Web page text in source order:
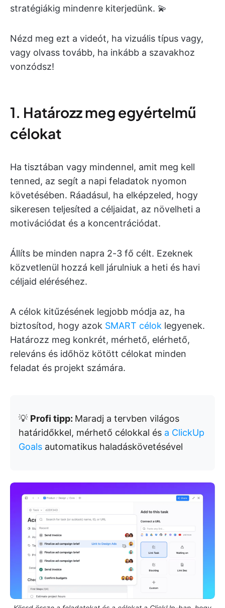
stratégiákig mindenre kiterjedünk. 💫
Nézd meg ezt a videót, ha vizuális típus vagy,
vagy olvass tovább, ha inkább a szavakhoz
vonzódsz!
1. Határozz meg egyértelmű
célokat
Ha tisztában vagy mindennel, amit meg kell
tenned, az segít a napi feladatok nyomon
követésében. Ráadásul, ha elképzeled, hogy
sikeresen teljesíted a céljaidat, az növelheti a
motivációdat és a koncentrációdat.
Állíts be minden napra 2-3 fő célt. Ezeknek
közvetlenül hozzá kell járulniuk a heti és havi
céljaid eléréséhez.
A célok kitűzésének legjobb módja az, ha
biztosítod, hogy azok SMART célok legyenek.
Határozz meg konkrét, mérhető, elérhető,
releváns és időhöz kötött célokat minden
feladat és projekt számára.
💡 Profi tipp: Maradj a tervben világos
határidőkkel, mérhető célokkal és a ClickUp
Goals automatikus haladáskövetésével